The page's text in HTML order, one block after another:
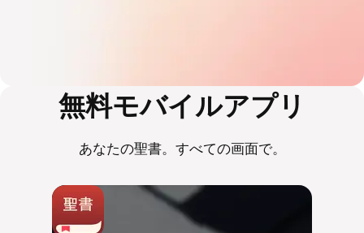
無料モバイルアプリ
あなたの聖書。すべての画面で。